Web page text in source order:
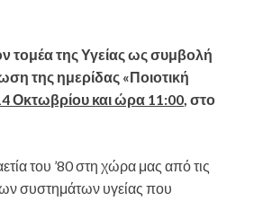
τομέα της Υγείας ως συμβολή
της ημερίδας «Ποιοτική
Οκτωβρίου και ώρα 11:00, στο
του ’80 στη χώρα μας από τις
συστημάτων υγείας που